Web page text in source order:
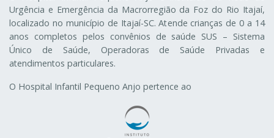
Urgência e Emergência da Macrorregião da Foz do Rio Itajaí,
localizado no município de Itajaí-SC. Atende crianças de 0 a 14
anos completos pelos convênios de saúde SUS – Sistema
Único de Saúde, Operadoras de Saúde Privadas e
atendimentos particulares.
O Hospital Infantil Pequeno Anjo pertence ao